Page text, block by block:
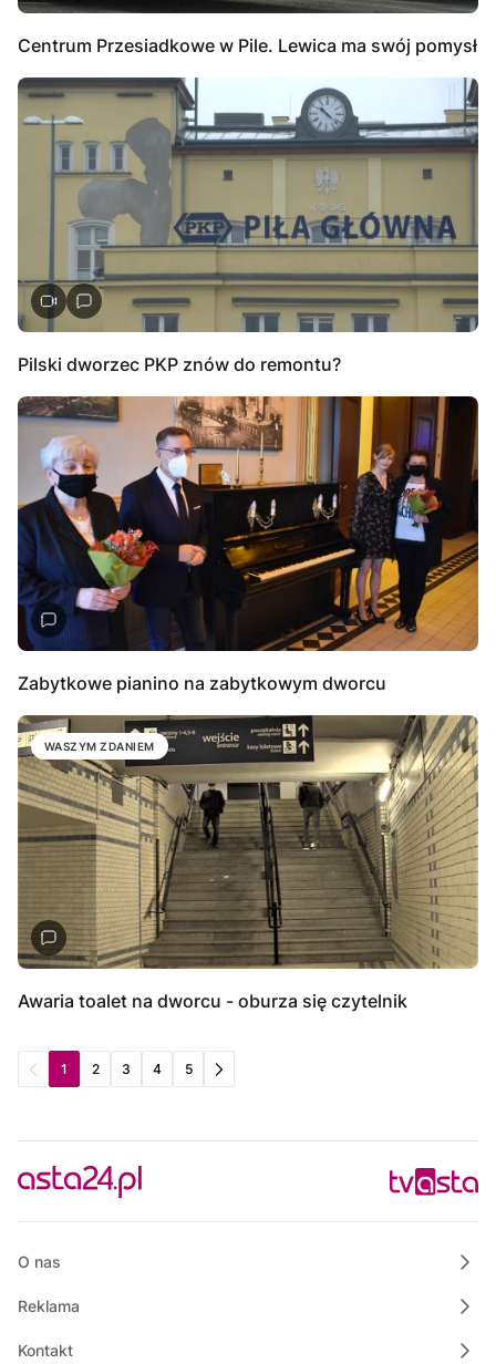
Centrum Przesiadkowe w Pile. Lewica ma swój pomysł
Pilski dworzec PKP znów do remontu?
Zabytkowe pianino na zabytkowym dworcu
WASZYM ZDANIEM
Awaria toalet na dworcu - oburza się czytelnik
1 2 3 4 5
O nas
Reklama
Kontakt